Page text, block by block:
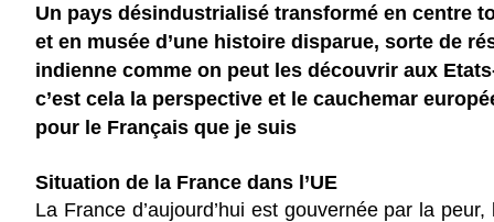
Un pays désindustrialisé transformé en centre
et en musée d’une histoire disparue, sorte de
indienne comme on peut les découvrir aux
c’est cela la perspective et le cauchemar
pour le Français que je suis
Situation de la France dans l’UE
La France d’aujourd’hui est gouvernée par la peur,